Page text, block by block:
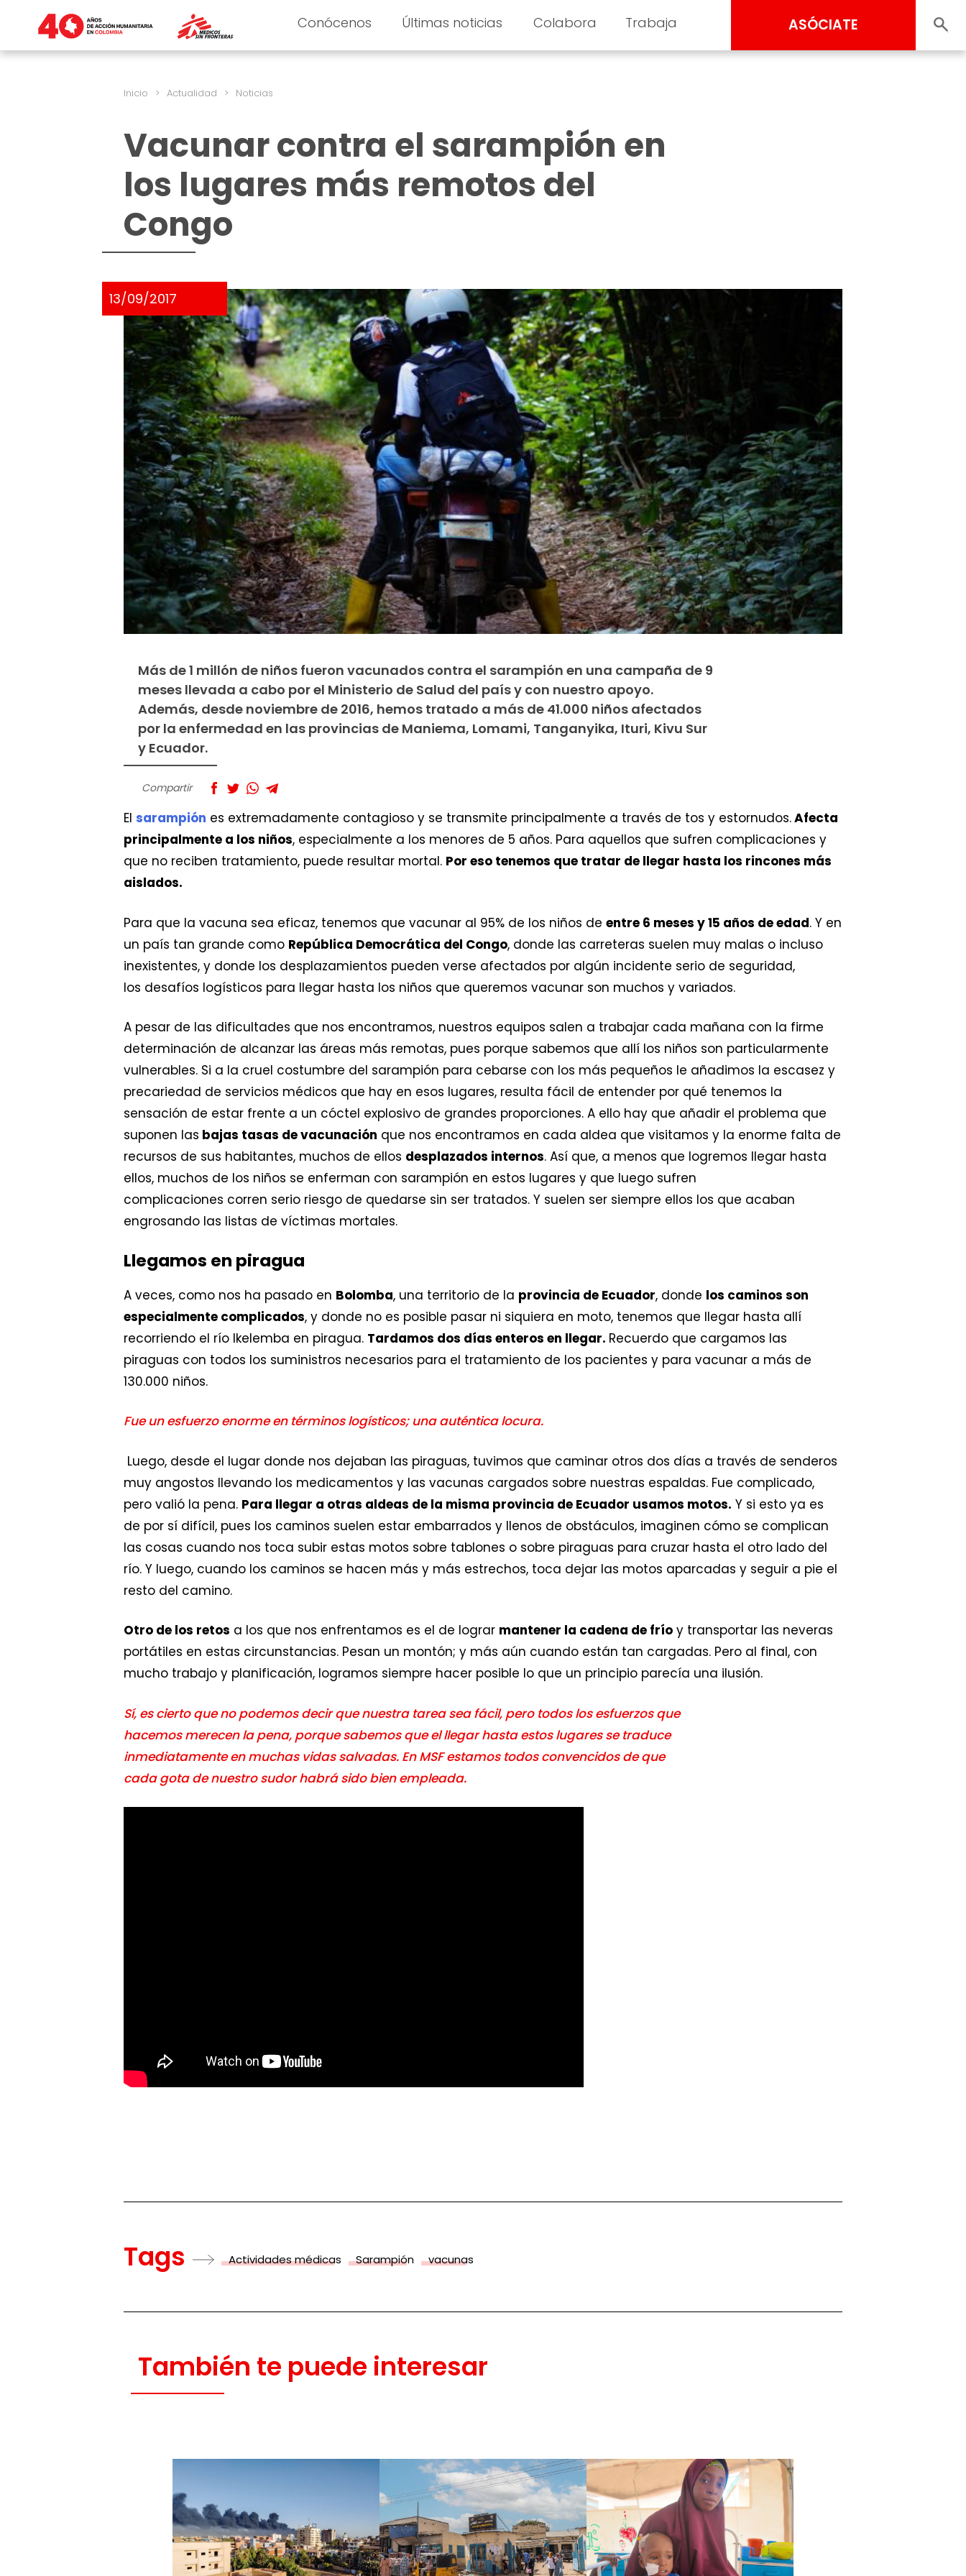
Conócenos Últimas noticias Colabora Trabaja ASÓCIATE
Inicio > Actualidad > Noticias
Vacunar contra el sarampión en
los lugares más remotos del
Congo
13/09/2017
Más de 1 millón de niños fueron vacunados contra el sarampión en una campaña de 9
meses llevada a cabo por el Ministerio de Salud del país y con nuestro apoyo.
Además, desde noviembre de 2016, hemos tratado a más de 41.000 niños afectados
por la enfermedad en las provincias de Maniema, Lomami, Tanganyika, Ituri, Kivu Sur
y Ecuador.
Compartir
El sarampión es extremadamente contagioso y se transmite principalmente a través de tos y estornudos.Afecta
principalmente a los niños, especialmente a los menores de 5 años. Para aquellos que sufren complicaciones y
que no reciben tratamiento, puede resultar mortal. Por eso tenemos que tratar de llegar hasta los rincones más
aislados.
Para que la vacuna sea eficaz, tenemos que vacunar al 95% de los niños de entre 6 meses y 15 años de edad. Y en
un país tan grande como República Democrática del Congo, donde las carreteras suelen muy malas o incluso
inexistentes, y donde los desplazamientos pueden verse afectados por algún incidente serio de seguridad,
los desafíos logísticos para llegar hasta los niños que queremos vacunar son muchos y variados.
A pesar de las dificultades que nos encontramos, nuestros equipos salen a trabajar cada mañana con la firme
determinación de alcanzar las áreas más remotas, pues porque sabemos que allí los niños son particularmente
vulnerables. Si a la cruel costumbre del sarampión para cebarse con los más pequeños le añadimos la escasez y
precariedad de servicios médicos que hay en esos lugares, resulta fácil de entender por qué tenemos la
sensación de estar frente a un cóctel explosivo de grandes proporciones. A ello hay que añadir el problema que
suponen las bajas tasas de vacunación que nos encontramos en cada aldea que visitamos y la enorme falta de
recursos de sus habitantes, muchos de ellos desplazados internos. Así que, a menos que logremos llegar hasta
ellos, muchos de los niños se enferman con sarampión en estos lugares y que luego sufren
complicaciones corren serio riesgo de quedarse sin ser tratados. Y suelen ser siempre ellos los que acaban
engrosando las listas de víctimas mortales.
Llegamos en piragua
A veces, como nos ha pasado en Bolomba, una territorio de la provincia de Ecuador, donde los caminos son
especialmente complicados, y donde no es posible pasar ni siquiera en moto, tenemos que llegar hasta allí
recorriendo el río Ikelemba en piragua. Tardamos dos días enteros en llegar. Recuerdo que cargamos las
piraguas con todos los suministros necesarios para el tratamiento de los pacientes y para vacunar a más de
130.000 niños.
Fue un esfuerzo enorme en términos logísticos; una auténtica locura.
Luego, desde el lugar donde nos dejaban las piraguas, tuvimos que caminar otros dos días a través de senderos
muy angostos llevando los medicamentos y las vacunas cargados sobre nuestras espaldas. Fue complicado,
pero valió la pena. Para llegar a otras aldeas de la misma provincia de Ecuador usamos motos. Y si esto ya es
de por sí difícil, pues los caminos suelen estar embarrados y llenos de obstáculos, imaginen cómo se complican
las cosas cuando nos toca subir estas motos sobre tablones o sobre piraguas para cruzar hasta el otro lado del
río. Y luego, cuando los caminos se hacen más y más estrechos, toca dejar las motos aparcadas y seguir a pie el
resto del camino.
Otro de los retos a los que nos enfrentamos es el de lograr mantener la cadena de frío y transportar las neveras
portátiles en estas circunstancias. Pesan un montón; y más aún cuando están tan cargadas. Pero al final, con
mucho trabajo y planificación, logramos siempre hacer posible lo que un principio parecía una ilusión.
Sí, es cierto que no podemos decir que nuestra tarea sea fácil, pero todos los esfuerzos que
hacemos merecen la pena, porque sabemos que el llegar hasta estos lugares se traduce
inmediatamente en muchas vidas salvadas. En MSF estamos todos convencidos de que
cada gota de nuestro sudor habrá sido bien empleada.
Tags Actividades médicas Sarampión vacunas
También te puede interesar